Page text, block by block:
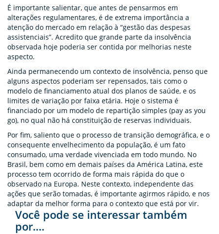
É importante salientar, que antes de pensarmos em
alterações regulamentares, é de extrema importância a
atenção do mercado em relação à “gestão das despesas
assistenciais”. Acredito que grande parte da insolvência
observada hoje poderia ser contida por melhorias neste
aspecto.
Ainda permanecendo um contexto de insolvência, penso que
alguns aspectos poderiam ser repensados, tais como o
modelo de financiamento atual dos planos de saúde, e os
limites de variação por faixa etária. Hoje o sistema é
financiado por um modelo de repartição simples (pay as you
go), no qual não há constituição de reservas individuais.
Por fim, saliento que o processo de transição demográfica, e o
consequente envelhecimento da população, é um fato
consumado, uma verdade vivenciada em todo mundo. No
Brasil, bem como em demais países da América Latina, este
processo tem ocorrido de forma mais rápida do que o
observado na Europa. Neste contexto, independente das
ações que serão tomadas, é importante agirmos rápido, e nos
adaptar da melhor forma para o contexto que está por vir.
Você pode se interessar também
por....